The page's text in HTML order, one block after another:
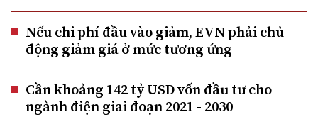
Nếu chi phí đầu vào giảm, EVN phải chủ
động giảm giá ở mức tương ứng
Cần khoảng 142 tỷ USD vốn đầu tư cho
ngành điện giai đoạn 2021 - 2030